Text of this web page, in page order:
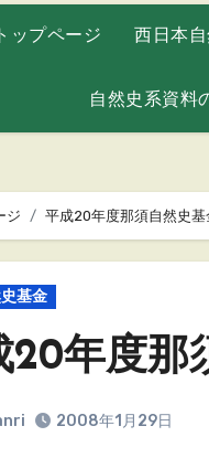
トップページ 西日本
自然史系資料
ジ 平成20年度那須自然史
基金
20年度那
2008年1月29日